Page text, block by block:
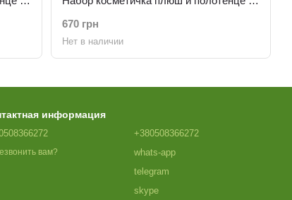
670 грн
Нет в наличии
информация
вам?
+380508366272
whats-app
telegram
skype